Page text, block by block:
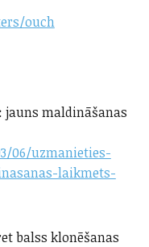
ouch
maldināšanas
06/uzmanieties-
laikmets-
balss klonēšanas